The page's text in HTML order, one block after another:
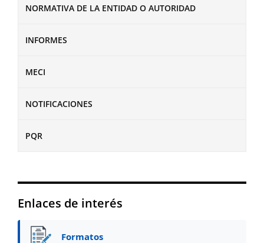
NORMATIVA DE LA ENTIDAD O AUTORIDAD
INFORMES
MECI
NOTIFICACIONES
PQR
Enlaces de interés
Formatos